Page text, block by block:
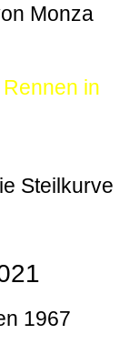
Monza
in
Steilkurve
1967